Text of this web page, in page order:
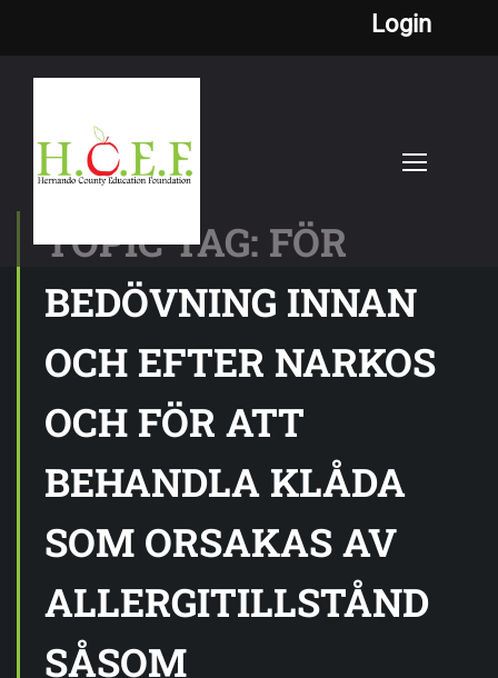
Login
TOPIC TAG: FÖR
BEDÖVNING INNAN
OCH EFTER NARKOS
OCH FÖR ATT
BEHANDLA KLÅDA
SOM ORSAKAS AV
ALLERGITILLSTÅND
SÅSOM